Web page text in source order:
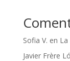
Sofia V. en
Javier Frère